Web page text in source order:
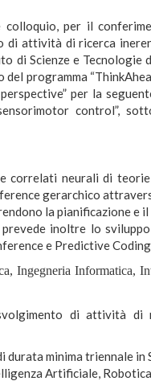
per il
di attività di ricerca
di Scienze e Tecnologie
programma
per la
control”,
correlati neurali di
gerarchico
la pianificazione e
inoltre lo
e Predictive
Ingegneria Informatica,
di attività di
minima triennale in
Artificiale,